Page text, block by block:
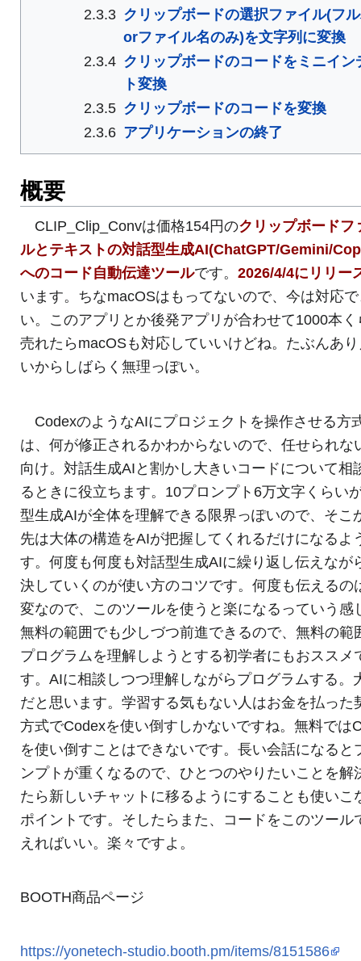
2.3.3 クリップボードの選択ファイル(フ
orファイル名のみ)を文字列に変換
2.3.4 クリップボードのコードをミニイン
ト変換
2.3.5 クリップボードのコードを変換
2.3.6 アプリケーションの終了
概要
CLIP_Clip_Convは価格154円のクリップボードフ
ルとテキストの対話型生成AI(ChatGPT/Gemini/
へのコード自動伝達ツールです。2026/4/4にリリー
います。ちなmacOSはもってないので、今は対応
い。このアプリとか後発アプリが合わせて1000本く
売れたらmacOSも対応していいけどね。たぶんあ
いからしばらく無理っぽい。
CodexのようなAIにプロジェクトを操作させる方
は、何が修正されるかわからないので、任せられな
向け。対話生成AIと割かし大きいコードについて相
るときに役立ちます。10プロンプト6万文字くらい
型生成AIが全体を理解できる限界っぽいので、そこ
先は大体の構造をAIが把握してくれるだけになるよ
す。何度も何度も対話型生成AIに繰り返し伝えなが
決していくのが使い方のコツです。何度も伝えるの
変なので、このツールを使うと楽になるっていう感
無料の範囲でも少しづつ前進できるので、無料の範
プログラムを理解しようとする初学者にもおススメ
す。AIに相談しつつ理解しながらプログラムする。
だと思います。学習する気もない人はお金を払った
方式でCodexを使い倒すしかないですね。無料では
を使い倒すことはできないです。長い会話になると
ンプトが重くなるので、ひとつのやりたいことを解
たら新しいチャットに移るようにすることも使いこ
ポイントです。そしたらまた、コードをこのツール
えればいい。楽々ですよ。
BOOTH商品ページ
https://yonetech-studio.booth.pm/items/8151586